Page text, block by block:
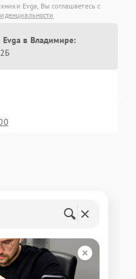
Evga, Вы соглашаетесь с
Evga в Владимире: